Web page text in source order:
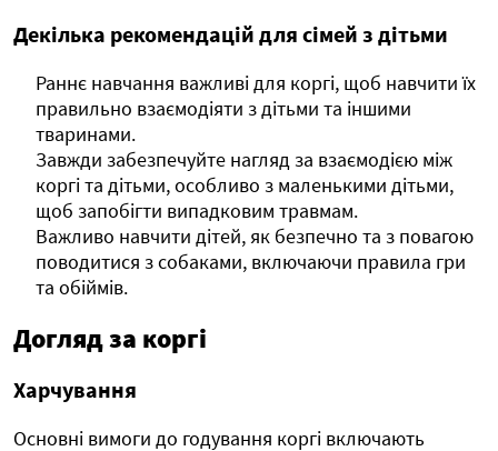
Декілька рекомендацій для сімей з дітьми
Раннє навчання важливі для коргі, щоб навчити їх
правильно взаємодіяти з дітьми та іншими
тваринами.
Завжди забезпечуйте нагляд за взаємодією між
коргі та дітьми, особливо з маленькими дітьми,
щоб запобігти випадковим травмам.
Важливо навчити дітей, як безпечно та з повагою
поводитися з собаками, включаючи правила гри
та обіймів.
Догляд за коргі
Харчування
Основні вимоги до годування коргі включають